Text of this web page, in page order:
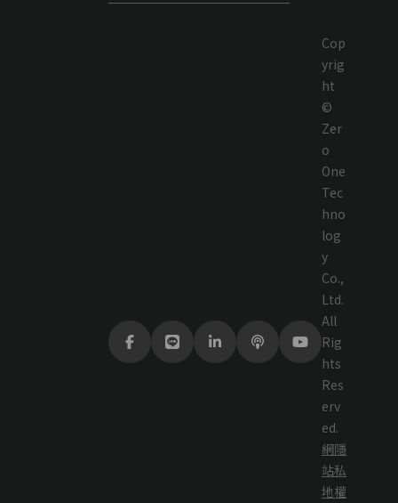
Cop
yrig
ht
©
Zer
o
One
Tec
hno
log
y
Co.,
Ltd.
All
Rig
hts
Res
erv
ed.
網
站
地
隱
私
權